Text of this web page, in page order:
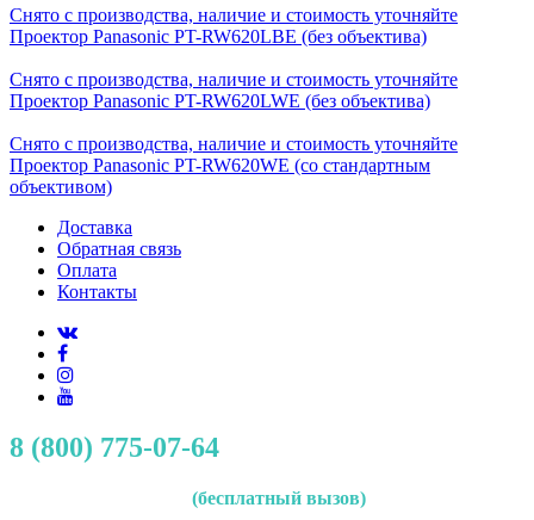
Снято с производства, наличие и стоимость уточняйте
Проектор Panasonic PT-RW620LBE (без объектива)
Снято с производства, наличие и стоимость уточняйте
Проектор Panasonic PT-RW620LWE (без объектива)
Снято с производства, наличие и стоимость уточняйте
Проектор Panasonic PT-RW620WE (со стандартным
объективом)
Доставка
Обратная связь
Оплата
Контакты
8 (800) 775-07-64
(бесплатный вызов)